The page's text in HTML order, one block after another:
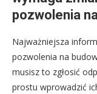
pozwolenia
Najważniejsza
pozwolenia na
musisz to zgłosić
prostu wprowadzić